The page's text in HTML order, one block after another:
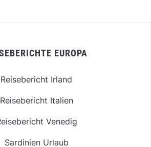
EUROPA
Reisebericht Irland
Reisebericht Italien
Venedig
Sardinien Urlaub